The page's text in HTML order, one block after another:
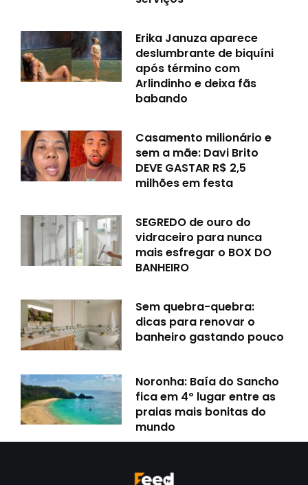
Erika Januza aparece
deslumbrante de biquíni
após término com
Arlindinho e deixa fãs
babando
Casamento milionário e
sem a mãe: Davi Brito
DEVE GASTAR R$ 2,5
milhões em festa
SEGREDO de ouro do
vidraceiro para nunca
mais esfregar o BOX DO
BANHEIRO
Sem quebra-quebra:
dicas para renovar o
banheiro gastando pouco
Noronha: Baía do Sancho
fica em 4º lugar entre as
praias mais bonitas do
mundo